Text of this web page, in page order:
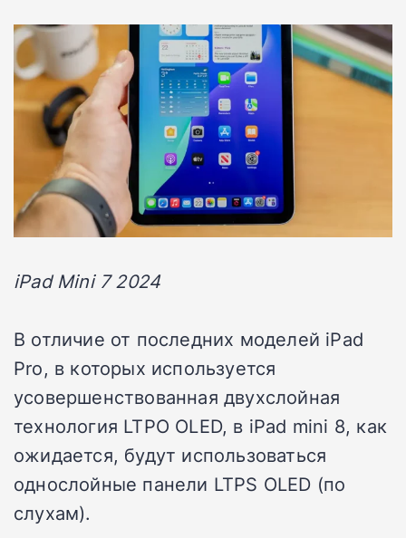
iPad Mini 7 2024
В отличие от последних моделей iPad
Pro, в которых используется
усовершенствованная двухслойная
технология LTPO OLED, в iPad mini 8, как
ожидается, будут использоваться
однослойные панели LTPS OLED (по
слухам).